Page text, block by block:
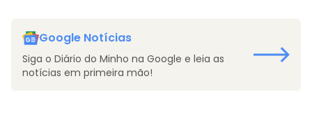
Google Notícias
Siga o Diário do Minho na Google e leia as
notícias em primeira mão!